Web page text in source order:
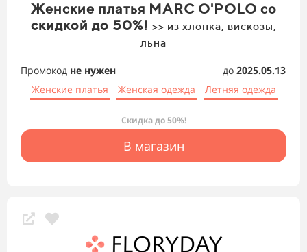
Женские платья MARC O'POLO со
скидкой до 50%! >> из хлопка, вискозы,
льна
Промокод не нужен до 2025.05.13
Женские платья
Женская одежда Летняя одежда
Скидка до 50%!
В магазин